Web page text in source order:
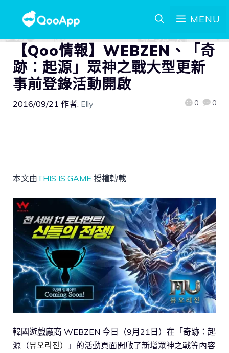
MENU
【Qoo情報】WEBZEN、「奇
跡：起源」眾神之戰大型更新
事前登錄活動開啟
2016/09/21 作者: Elly 0 0
本文由THIS IS GAME 授權轉載
韓國遊戲廠商 WEBZEN 今日（9月21日）在「奇跡：起
源（뮤오리진）
」的活動頁面開啟了新增眾神之戰等內容